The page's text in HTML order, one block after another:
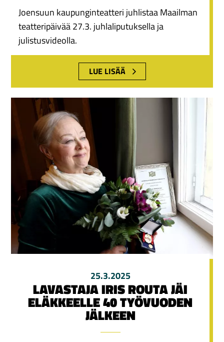
Joensuun kaupunginteatteri juhlistaa Maailman
teatteripäivää 27.3. juhlaliputuksella ja
julistusvideolla.
LUE LISÄÄ
25.3.2025
LAVASTAJA IRIS ROUTA JÄI
ELÄKKEELLE 40 TYÖVUODEN
JÄLKEEN